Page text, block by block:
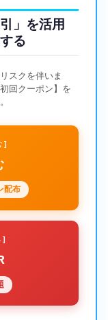
」を活用
る
スクを伴いま
回クーポン】を
]
配布
]